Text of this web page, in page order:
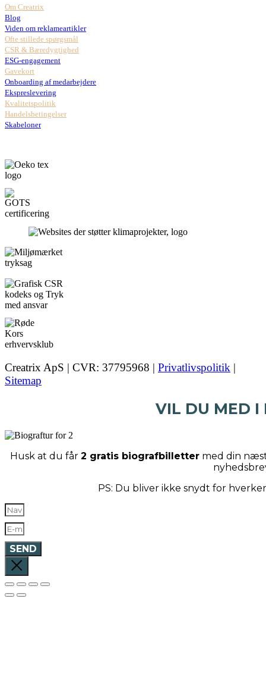
Om Creatrix
Blog
Viden om reklameartikler
Ofte stillede spørgsmål
CSR & Bæredygtighed
ESG-engagement
Gavekort
Onboarding af medarbejdere
Ekspreslevering
Kvalitetspolitik
Handelsbetingelser
Skabeloner
Creatrix ApS | CVR: 37795968 | Privatlivspolitik |
Sitemap
VIL DU MED I
Husk at du får 2 gratis biografbillettermed din
PS: Du bliver ikke snydt for
SEND